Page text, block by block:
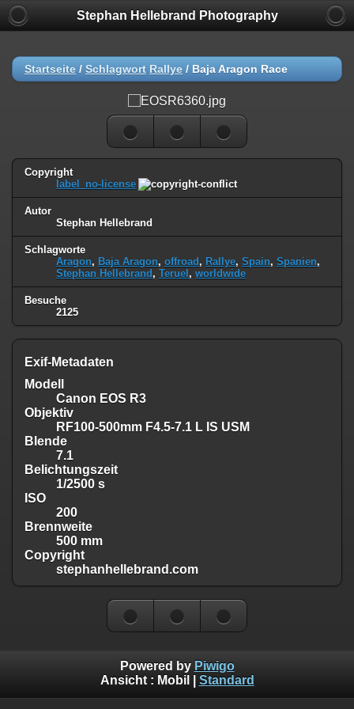
Stephan Hellebrand Photography
Startseite / Schlagwort Rallye / Baja Aragon Race
Copyright
label_no-license
Autor
Stephan Hellebrand
Schlagworte
Aragon, Baja Aragon, offroad , Rallye, Spain, Spanien,
Stephan Hellebrand , Teruel , worldwide
Besuche
2125
Exif-Metadaten
Modell
Canon EOS R3
Objektiv
RF100-500mm F4.5-7.1 L IS USM
Blende
7.1
Belichtungszeit
1/2500 s
ISO
200
Brennweite
500 mm
Copyright
stephanhellebrand.com
Powered by Piwigo
Ansicht : Mobil Standard